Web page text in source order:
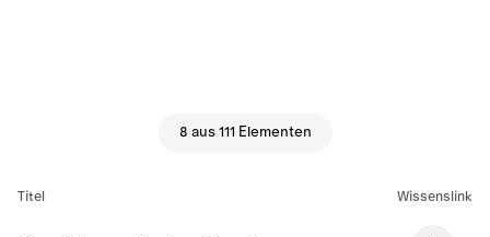
8 aus 111 Elementen
Titel Wissenslink